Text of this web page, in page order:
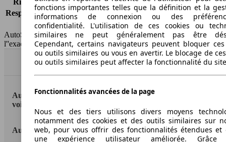
Risques partiels
-
Responsabilité civile -
HSN/TSN
n.c./263WXD1BA
AutoScout24 France SAS décline toute responsabilité concernant
l''exactitude des indications fournies.
Haut
AutoScout24: la plus grande plateforme en ligne de
voitures en Europe
AutoScout24
fonctions importantes telles que la définition et la
informations de connexion ou des
confidentialité. L'utilisation de ces cookies ou
similaires ne peut généralement pas être
Cependant, certains navigateurs peuvent bloquer ces
ou outils similaires ou vous en avertir. Le blocage de
ou outils similaires peut affecter la fonctionnalité du
Fonctionnalités avancées de la page
Nous et des tiers utilisons divers moyens
notamment des cookies et des outils similaires sur
web, pour vous offrir des fonctionnalités étendues et
une expérience utilisateur améliorée.